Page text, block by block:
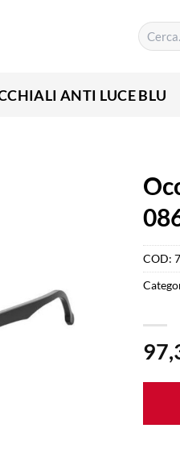
Cerca:
ANTI LUCE BLU
COD: